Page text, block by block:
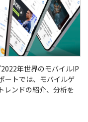
年世界のモバイルIP
ートでは、モバイルゲ
レンドの紹介、分析を